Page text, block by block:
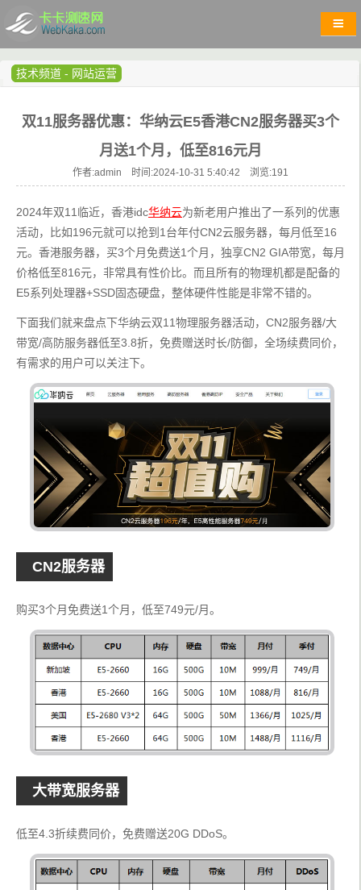
技术频道 - 网站运营
双11服务器优惠：华纳云E5香港CN2服务器买3个
月送1个月，低至816元月
作者:admin 时间:2024-10-31 5:40:42 浏览:191
2024年双11临近，香港idc华纳云为新老用户推出了一系列的优惠
活动，比如196元就可以抢到1台年付CN2云服务器，每月低至16
元。香港服务器，买3个月免费送1个月，独享CN2 GIA带宽，每月
价格低至816元，非常具有性价比。而且所有的物理机都是配备的
E5系列处理器+SSD固态硬盘，整体硬件性能是非常不错的。
下面我们就来盘点下华纳云双11物理服务器活动，CN2服务器/大
带宽/高防服务器低至3.8折，免费赠送时长/防御，全场续费同价，
有需求的用户可以关注下。
CN2服务器
购买3个月免费送1个月，低至749元/月。
大带宽服务器
低至4.3折续费同价，免费赠送20G DDoS。